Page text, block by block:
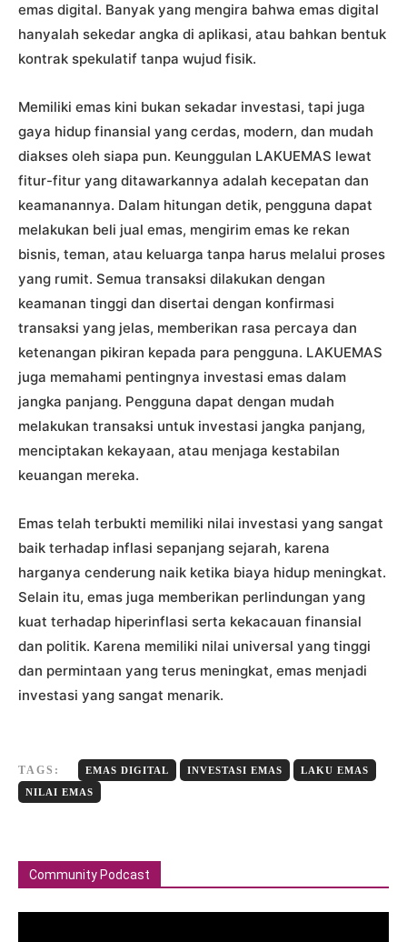
emas digital. Banyak yang mengira bahwa emas digital
hanyalah sekedar angka di aplikasi, atau bahkan bentuk
kontrak spekulatif tanpa wujud fisik.
Memiliki emas kini bukan sekadar investasi, tapi juga
gaya hidup finansial yang cerdas, modern, dan mudah
diakses oleh siapa pun. Keunggulan LAKUEMAS lewat
fitur-fitur yang ditawarkannya adalah kecepatan dan
keamanannya. Dalam hitungan detik, pengguna dapat
melakukan beli jual emas, mengirim emas ke rekan
bisnis, teman, atau keluarga tanpa harus melalui proses
yang rumit. Semua transaksi dilakukan dengan
keamanan tinggi dan disertai dengan konfirmasi
transaksi yang jelas, memberikan rasa percaya dan
ketenangan pikiran kepada para pengguna. LAKUEMAS
juga memahami pentingnya investasi emas dalam
jangka panjang. Pengguna dapat dengan mudah
melakukan transaksi untuk investasi jangka panjang,
menciptakan kekayaan, atau menjaga kestabilan
keuangan mereka.
Emas telah terbukti memiliki nilai investasi yang sangat
baik terhadap inflasi sepanjang sejarah, karena
harganya cenderung naik ketika biaya hidup meningkat.
Selain itu, emas juga memberikan perlindungan yang
kuat terhadap hiperinflasi serta kekacauan finansial
dan politik. Karena memiliki nilai universal yang tinggi
dan permintaan yang terus meningkat, emas menjadi
investasi yang sangat menarik.
TAGS: EMAS DIGITAL INVESTASI EMAS
LAKU EMAS
NILAI EMAS
Community Podcast